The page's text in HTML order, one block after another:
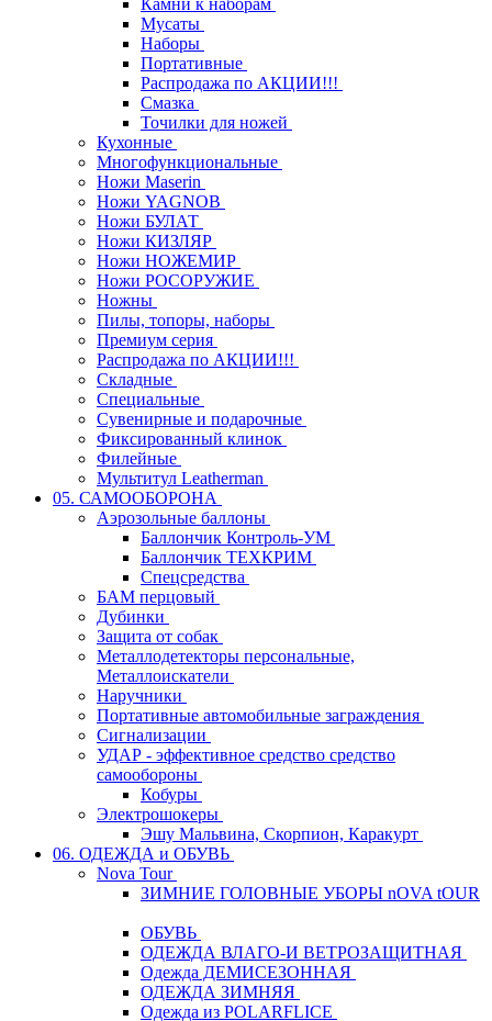
Камни к наборам
Мусаты
Наборы
Портативные
Распродажа по АКЦИИ!!!
Смазка
Точилки для ножей
Кухонные
Многофункциональные
Ножи Maserin
Ножи YAGNOB
Ножи БУЛАТ
Ножи КИЗЛЯР
Ножи НОЖЕМИР
Ножи РОСОРУЖИЕ
Ножны
Пилы, топоры, наборы
Премиум серия
Распродажа по АКЦИИ!!!
Складные
Специальные
Сувенирные и подарочные
Фиксированный клинок
Филейные
Мультитул Leatherman
05. САМООБОРОНА
Аэрозольные баллоны
Баллончик Контроль-УМ
Баллончик ТЕХКРИМ
Спецсредства
БАМ перцовый
Дубинки
Защита от собак
Металлодетекторы персональные,
Металлоискатели
Наручники
Портативные автомобильные заграждения
Сигнализации
УДАР - эффективное средство средство
самообороны
Кобуры
Электрошокеры
Эшу Мальвина, Скорпион, Каракурт
06. ОДЕЖДА и ОБУВЬ
Nova Tour
ЗИМНИЕ ГОЛОВНЫЕ УБОРЫ nOVA tOUR
ОБУВЬ
ОДЕЖДА ВЛАГО-И ВЕТРОЗАЩИТНАЯ
Одежда ДЕМИСЕЗОННАЯ
ОДЕЖДА ЗИМНЯЯ
Одежда из POLARFLICE